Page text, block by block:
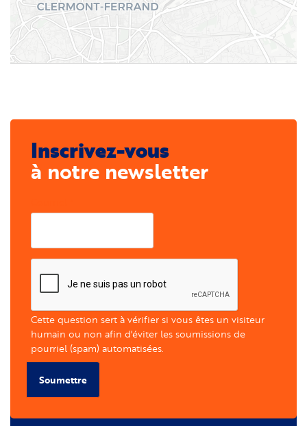
Inscrivez-vous
à notre newsletter
Cette question sert à vérifier si vous êtes un visiteur
humain ou non afin d'éviter les soumissions de
pourriel (spam) automatisées.
Soumettre